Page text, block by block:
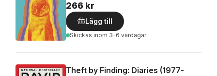
266 kr
Lägg till
Skickas inom 3-6 vardagar
Theft by Finding: Diaries (1977-